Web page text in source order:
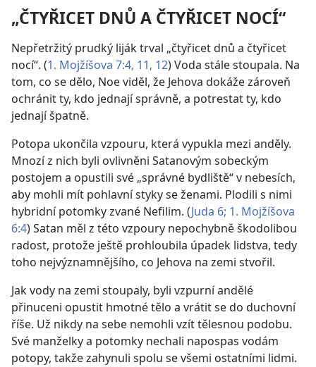
„ČTYŘICET DNŮ A ČTYŘICET NOCÍ“
Nepřetržitý prudký liják trval „čtyřicet dnů a čtyřicet
nocí“. (1. Mojžíšova 7:4, 11, 12) Voda stále stoupala. Na
tom, co se dělo, Noe viděl, že Jehova dokáže zároveň
ochránit ty, kdo jednají správně, a potrestat ty, kdo
jednají špatně.
Potopa ukončila vzpouru, která vypukla mezi anděly.
Mnozí z nich byli ovlivněni Satanovým sobeckým
postojem a opustili své „správné bydliště“ v nebesích,
aby mohli mít pohlavní styky se ženami. Plodili s nimi
hybridní potomky zvané Nefilim. (Juda 6; 1. Mojžíšova
6:4) Satan měl z této vzpoury nepochybně škodolibou
radost, protože ještě prohloubila úpadek lidstva, tedy
toho nejvýznamnějšího, co Jehova na zemi stvořil.
Jak vody na zemi stoupaly, byli vzpurní andělé
přinuceni opustit hmotné tělo a vrátit se do duchovní
říše. Už nikdy na sebe nemohli vzít tělesnou podobu.
Své manželky a potomky nechali napospas vodám
potopy, takže zahynuli spolu se všemi ostatními lidmi.